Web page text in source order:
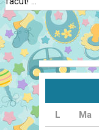
L Ma